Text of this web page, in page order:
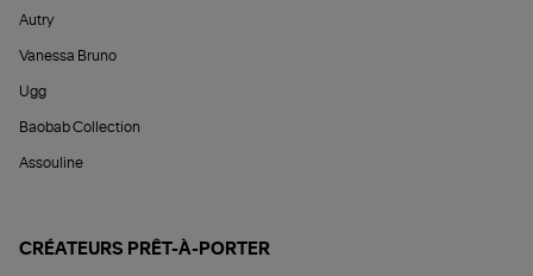
Autry
Vanessa Bruno
Ugg
Baobab Collection
Assouline
CRÉATEURS PRÊT-À-PORTER